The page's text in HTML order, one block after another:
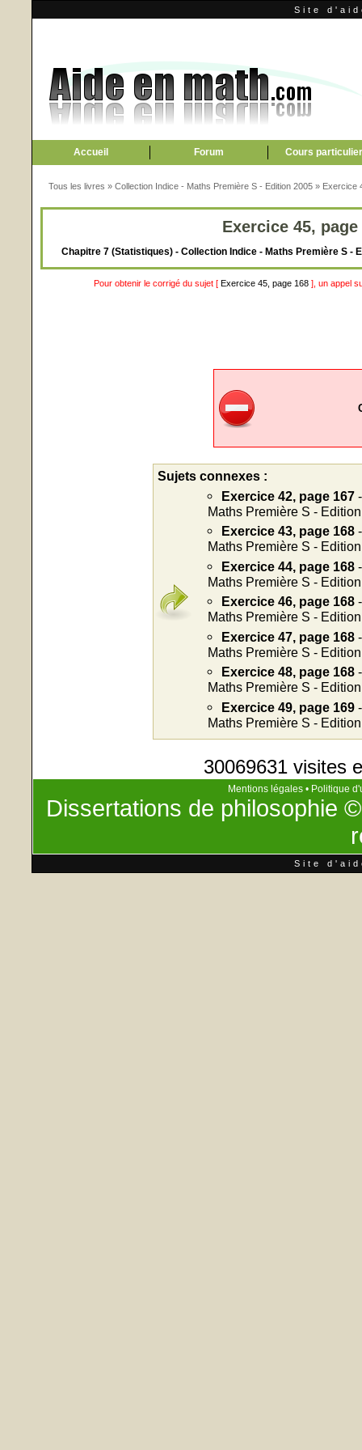
Site
Accueil Forum Cours
Tous les livres » Collection Indice - Maths Première S - Edition 2005 » Exercice
Exercice 45, page
Chapitre 7 (Statistiques) - Collection Indice - Maths Première S -
Pour obtenir le corrigé du sujet [ Exercice 45, page 168 ], un appel
Sujets connexes :
Exercice 42, page 167
Maths Première S -
Exercice 43, page 168
Maths Première S -
Exercice 44, page 168
Maths Première S -
Exercice 46, page 168
Maths Première S -
Exercice 47, page 168
Maths Première S -
Exercice 48, page 168
Maths Première S -
Exercice 49, page 169
Maths Première S -
30069631 visites
Mentions légales • Politique
Dissertations de philosophie
Site